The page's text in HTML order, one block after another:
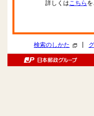
詳しくはこちら
検索のしかた